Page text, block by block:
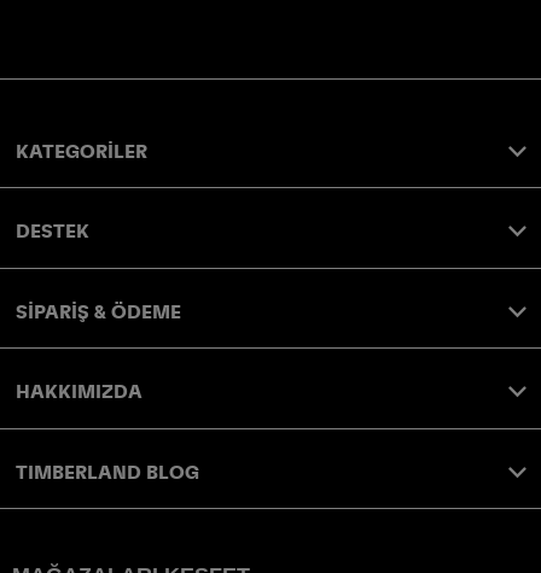
KATEGORİLER
DESTEK
SİPARİŞ & ÖDEME
HAKKIMIZDA
TIMBERLAND BLOG